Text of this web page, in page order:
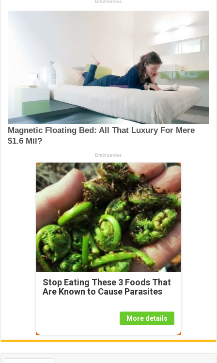
Stop Eating These 3 Foods That
Are Known to Cause Parasites
More details